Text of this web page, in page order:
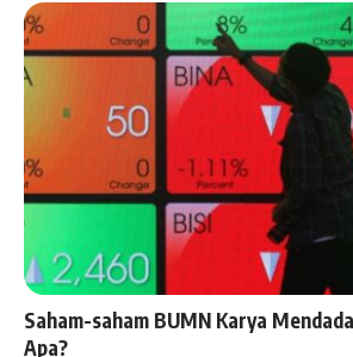
Saham-saham BUMN Karya
Apa?